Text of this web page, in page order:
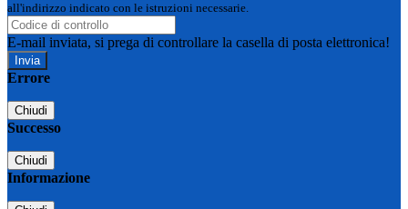
all'indirizzo indicato con le istruzioni necessarie.
E-mail inviata, si prega di controllare la casella di posta elettronica!
Errore
Chiudi
Successo
Chiudi
Informazione